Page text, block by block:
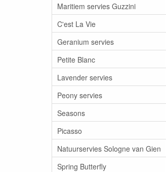
Maritiem servies Guzzini
C'est La Vie
Geranium servies
Petite Blanc
Lavender servies
Peony servies
Seasons
Picasso
Natuurservies Sologne van Gien
Spring Butterfly